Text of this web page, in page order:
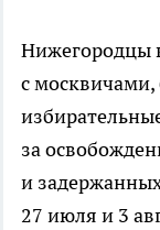
Нижегородцы
с
за
и
27 июля и 3